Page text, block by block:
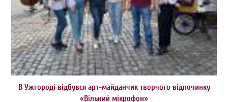
В Ужгороді відбувся арт-майданчик творчого відпочинку
«Вільний мікрофон»